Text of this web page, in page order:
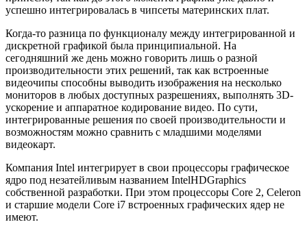
успешно интегрировалась в чипсеты материнских плат.
Когда-то разница по функционалу между интегрированной и
дискретной графикой была принципиальной. На
сегодняшний же день можно говорить лишь о разной
производительности этих решений, так как встроенные
видеочипы способны выводить изображения на несколько
мониторов в любых доступных разрешениях, выполнять 3D-
ускорение и аппаратное кодирование видео. По сути,
интегрированные решения по своей производительности и
возможностям можно сравнить с младшими моделями
видеокарт.
Компания Intel интегрирует в свои процессоры графическое
ядро под незатейливым названием IntelHDGraphics
собственной разработки. При этом процессоры Core 2, Celeron
и старшие модели Core i7 встроенных графических ядер не
имеют.